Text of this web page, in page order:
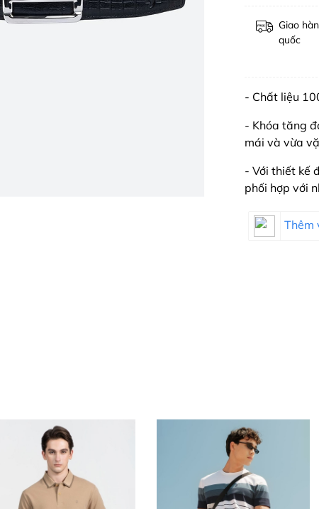
Giao
quốc
- Chất liệu
- Khóa tăng
mái và vừa
- Với thiết kế
phối hợp với
Thêm